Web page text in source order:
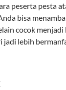
peserta pesta
bisa
cocok menjadi
jadi lebih